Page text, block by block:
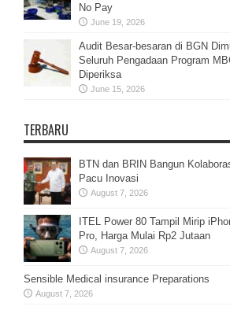
No Pay
June 19, 2026
Audit Besar-besaran di BGN
Seluruh Pengadaan Program
Diperiksa
June 15, 2026
TERBARU
BTN dan BRIN Bangun
Pacu Inovasi
August 7, 2026
ITEL Power 80 Tampil Mirip
Pro, Harga Mulai Rp2 Jutaan
August 7, 2026
Sensible Medical insurance Preparations
August 7, 2026